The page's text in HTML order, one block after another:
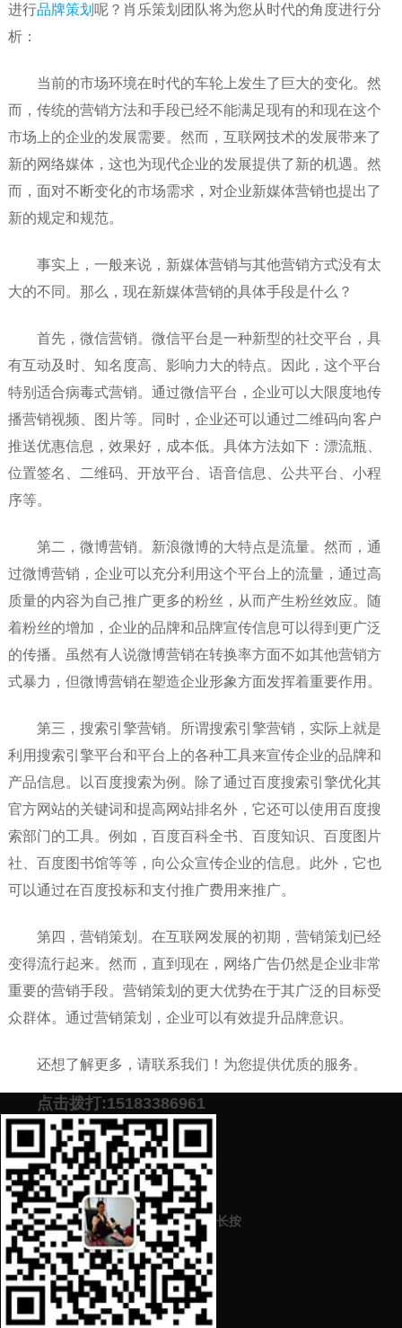
进行品牌策划 呢？肖乐策划团队将为您从时代的角度进行分
析：
当前的市场环境在时代的车轮上发生了巨大的变化。然
而，传统的营销方法和手段已经不能满足现有的和现在这个
市场上的企业的发展需要。然而，互联网技术的发展带来了
新的网络媒体，这也为现代企业的发展提供了新的机遇。然
而，面对不断变化的市场需求，对企业新媒体营销也提出了
新的规定和规范。
事实上，一般来说，新媒体营销与其他营销方式没有太
大的不同。那么，现在新媒体营销的具体手段是什么？
首先，微信营销。微信平台是一种新型的社交平台，具
有互动及时、知名度高、影响力大的特点。因此，这个平台
特别适合病毒式营销。通过微信平台，企业可以大限度地传
播营销视频、图片等。同时，企业还可以通过二维码向客户
推送优惠信息，效果好，成本低。具体方法如下：漂流瓶、
位置签名、二维码、开放平台、语音信息、公共平台、小程
序等。
第二，微博营销。新浪微博的大特点是流量。然而，通
过微博营销，企业可以充分利用这个平台上的流量，通过高
质量的内容为自己推广更多的粉丝，从而产生粉丝效应。随
着粉丝的增加，企业的品牌和品牌宣传信息可以得到更广泛
的传播。虽然有人说微博营销在转换率方面不如其他营销方
式暴力，但微博营销在塑造企业形象方面发挥着重要作用。
第三，搜索引擎营销。所谓搜索引擎营销，实际上就是
利用搜索引擎平台和平台上的各种工具来宣传企业的品牌和
产品信息。以百度搜索为例。除了通过百度搜索引擎优化其
官方网站的关键词和提高网站排名外，它还可以使用百度搜
索部门的工具。例如，百度百科全书、百度知识、百度图片
社、百度图书馆等等，向公众宣传企业的信息。此外，它也
可以通过在百度投标和支付推广费用来推广。
第四，营销策划。在互联网发展的初期，营销策划已经
变得流行起来。然而，直到现在，网络广告仍然是企业非常
重要的营销手段。营销策划的更大优势在于其广泛的目标受
众群体。通过营销策划，企业可以有效提升品牌意识。
还想了解更多，请联系我们！为您提供优质的服务。
预约营销老师 添加微信号：scyxch
案！
上一篇：品牌策划中内容营销推广怎么做？
下一篇：品牌策划推广中互联网推广的关键点是什么？互联网品牌策
划怎么做
点击拨打:15183386961
长按